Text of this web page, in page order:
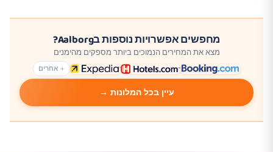
מחפשים אפשרויות נוספות בAalborg?
מצא את המחירים הנמוכים ביותר מספקים מהימנים
+ אחרים
עיין בכל המלונות →